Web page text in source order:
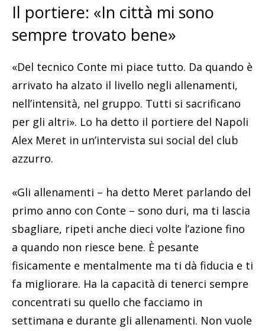
Il portiere: «In città mi sono
sempre trovato bene»
«Del tecnico Conte mi piace tutto. Da quando è
arrivato ha alzato il livello negli allenamenti,
nell’intensità, nel gruppo. Tutti si sacrificano
per gli altri». Lo ha detto il portiere del Napoli
Alex Meret in un’intervista sui social del club
azzurro.
«Gli allenamenti – ha detto Meret parlando del
primo anno con Conte – sono duri, ma ti lascia
sbagliare, ripeti anche dieci volte l’azione fino
a quando non riesce bene. È pesante
fisicamente e mentalmente ma ti dà fiducia e ti
fa migliorare. Ha la capacità di tenerci sempre
concentrati su quello che facciamo in
settimana e durante gli allenamenti. Non vuole